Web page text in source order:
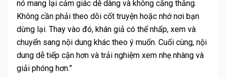
nó mang lại cảm giác dễ dàng và không căng thẳng.
Không cần phải theo dõi cốt truyện hoặc nhớ nơi bạn
dừng lại. Thay vào đó, khán giả có thể nhấp, xem và
chuyển sang nội dung khác theo ý muốn. Cuối cùng, nội
dung dễ tiếp cận hơn và trải nghiệm xem nhẹ nhàng và
giải phóng hơn.”